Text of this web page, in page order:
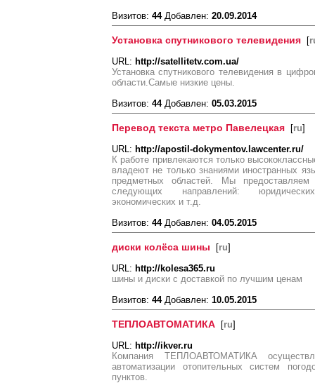
Визитов: 44Добавлен: 20.09.2014
Установка спутникового телевидения [
URL: http://satellitetv.com.ua/
Установка спутникового телевидения в
области.Самые низкие цены.
Визитов: 44Добавлен: 05.03.2015
Перевод текста метро Павелецкая [ru]
URL: http://apostil-dokymentov.lawcenter.ru/
К работе привлекаются только
владеют не только знаниями иностранных
предметных областей. Мы
следующих направлений:
экономических и т.д.
Визитов: 44Добавлен: 04.05.2015
диски колёса шины [ru]
URL: http://kolesa365.ru
шины и диски с доставкой по лучшим ценам
Визитов: 44Добавлен: 10.05.2015
ТЕПЛОАВТОМАТИКА [ru]
URL: http://ikver.ru
Компания ТЕПЛОАВТОМАТИКА
автоматизации отопительных систем
пунктов.